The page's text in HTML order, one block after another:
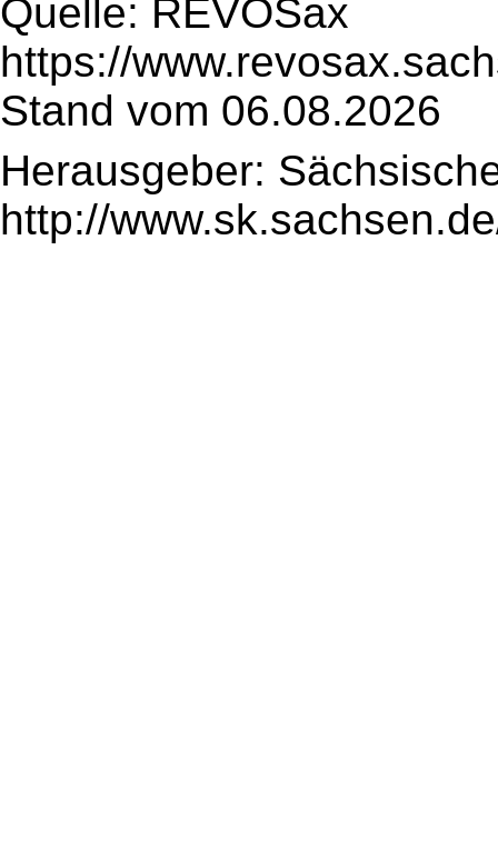
Quelle: REVOSax
https://
Stand vom 06.08.2026
Herausgeber:
http://